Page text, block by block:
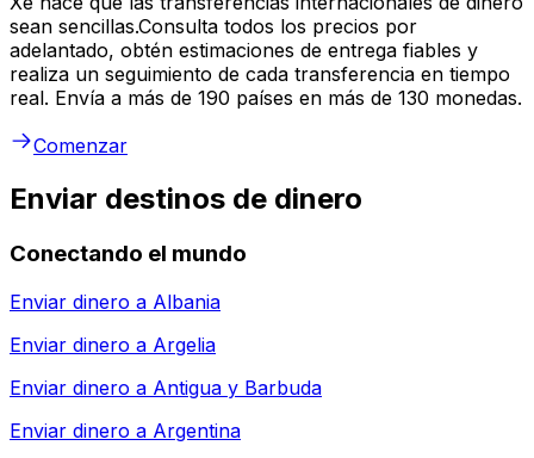
sean sencillas.Consulta todos los precios por
adelantado, obtén estimaciones de entrega fiables y
realiza un seguimiento de cada transferencia en tiempo
real. Envía a más de 190 países en más de 130 monedas.
Comenzar
Enviar destinos de dinero
Conectando el mundo
Enviar dinero a Albania
Enviar dinero a Argelia
Enviar dinero a Antigua y Barbuda
Enviar dinero a Argentina